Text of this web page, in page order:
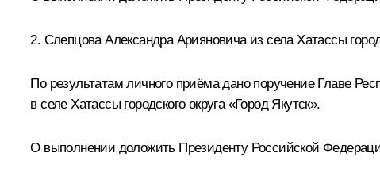
2. Слепцова Александра Арияновича из села Хатассы
По результатам личного приёма дано поручение Главе
в селе Хатассы городского округа «Город Якутск».
О выполнении доложить Президенту Российской